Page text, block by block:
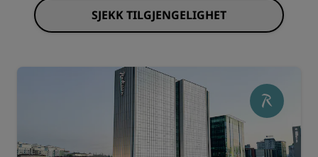
SJEKK TILGJENGELIGHET